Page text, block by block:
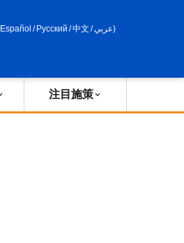
Español / Русский /中文 /عربي)
注目施策